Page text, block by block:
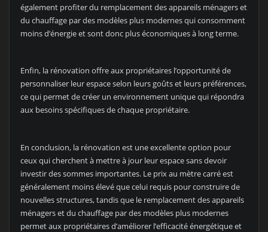
également profiter du remplacement des appareils ménagers et
du chauffage par des modèles plus modernes qui consomment
moins d’énergie et sont donc plus économiques à long terme.
Enfin, la rénovation offre aux propriétaires l’opportunité de
personnaliser leur espace selon leurs goûts et leurs préférences,
ce qui permet de créer un environnement unique qui répondra
aux besoins spécifiques de chaque propriétaire.
En conclusion, la rénovation est une excellente option pour
ceux qui cherchent à mettre à jour leur espace sans devoir
investir des sommes importantes. Le prix au mètre carré est
généralement moins élevé que celui requis pour construire de
nouvelles structures, tandis que le remplacement des appareils
ménagers et du chauffage par des modèles plus modernes
permet aux propriétaires d’améliorer l’efficacité énergétique et